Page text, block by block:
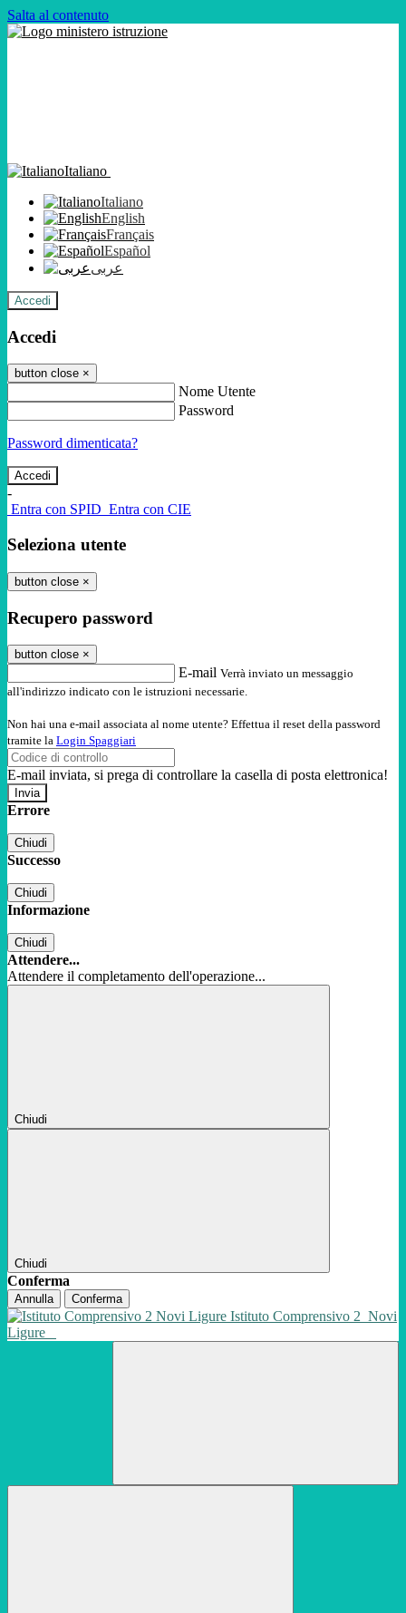
Salta al contenuto
Italiano
Italiano
English
Français
Español
عربى
Accedi
Accedi
button close ×
Nome Utente
Password
Password dimenticata?
-
Entra con SPID Entra con CIE
Seleziona utente
button close ×
Recupero password
button close ×
E-mail Verrà inviato un messaggio
all'indirizzo indicato con le istruzioni necessarie.
Non hai una e-mail associata al nome utente? Effettua il reset della password
tramite la Login Spaggiari
E-mail inviata, si prega di controllare la casella di posta elettronica!
Errore
Chiudi
Successo
Chiudi
Informazione
Chiudi
Attendere...
Attendere il completamento dell'operazione...
Chiudi
Chiudi
Conferma
Annulla Conferma
Istituto Comprensivo 2 Novi
Ligure